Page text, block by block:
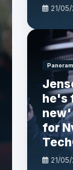
21/
he's
new'
for
21/